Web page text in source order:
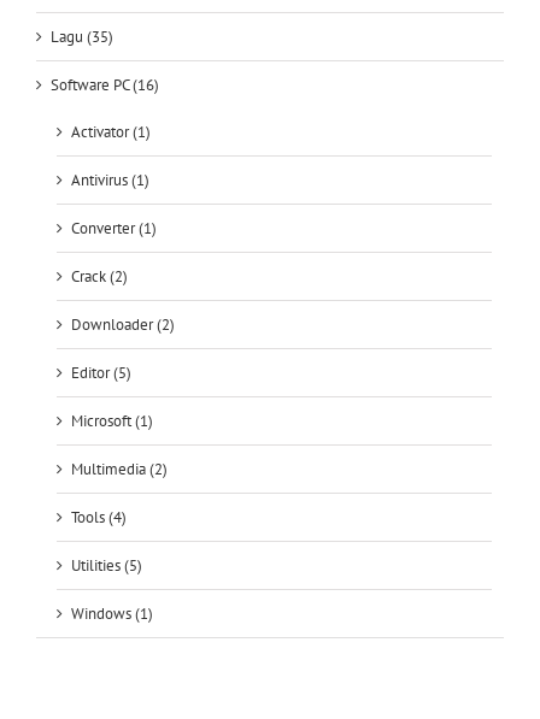
Lagu (35)
Software PC (16)
Activator (1)
Antivirus (1)
Converter (1)
Crack (2)
Downloader (2)
Editor (5)
Microsoft (1)
Multimedia (2)
Tools (4)
Utilities (5)
Windows (1)